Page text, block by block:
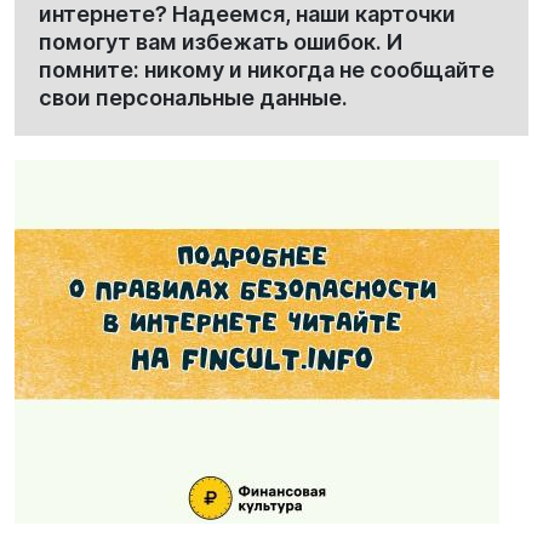
интернете? Надеемся, наши карточки
помогут вам избежать ошибок. И
помните: никому и никогда не сообщайте
свои персональные данные.